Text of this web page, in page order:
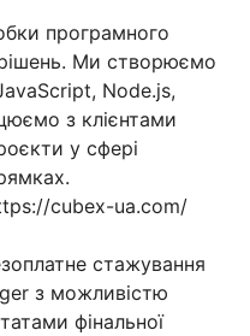
програмного
Ми створюємо
Node.js,
з клієнтами
у сфері
cubex-ua.com/
стажування
з можливістю
фінальної